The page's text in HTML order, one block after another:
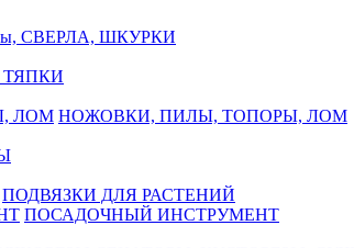
СВЕРЛА, ШКУРКИ
НОЖОВКИ, ПИЛЫ, ТОПОРЫ, ЛОМ
ПОДВЯЗКИ ДЛЯ РАСТЕНИЙ
ПОСАДОЧНЫЙ ИНСТРУМЕНТ